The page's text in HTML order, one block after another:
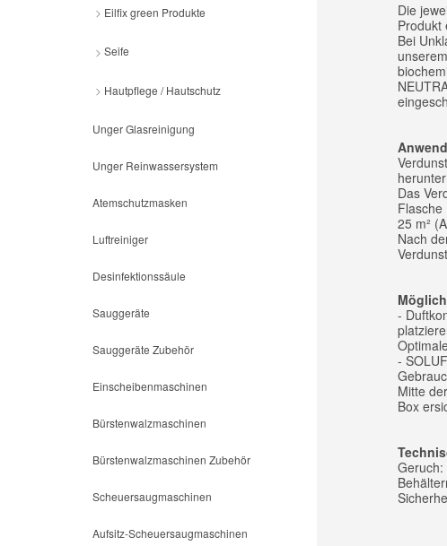
Eilfix green Produkte
Seife
Hautpflege / Hautschutz
Unger Glasreinigung
Unger Reinwassersystem
Atemschutzmasken
Luftreiniger
Desinfektionssäule
Sauggeräte
Sauggeräte Zubehör
Einscheibenmaschinen
Bürstenwalzmaschinen
Bürstenwalzmaschinen Zubehör
Scheuersaugmaschinen
Aufsitz-Scheuersaugmaschinen
Die
Produkt
Bei
Das
25 m²
Nach
-
-
Mitte
Box